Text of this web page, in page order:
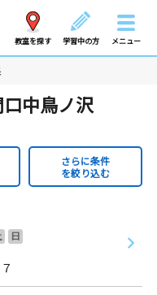
教室を探す 学習中の方 メニュー
中鳥ノ沢
さらに条件
を絞り込む
日